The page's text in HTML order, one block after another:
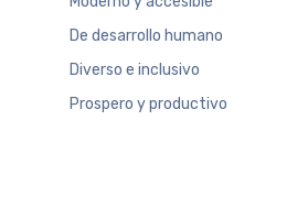
De desarrollo humano
Diverso e inclusivo
Prospero y productivo